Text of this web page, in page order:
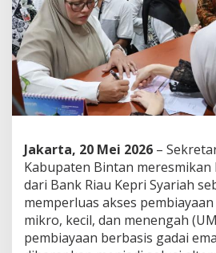
Jakarta, 20 Mei 2026 –
Kabupaten Bintan meresmikan
dari Bank Riau Kepri Syariah
memperluas akses
mikro, kecil, dan menengah
pembiayaan berbasis gadai